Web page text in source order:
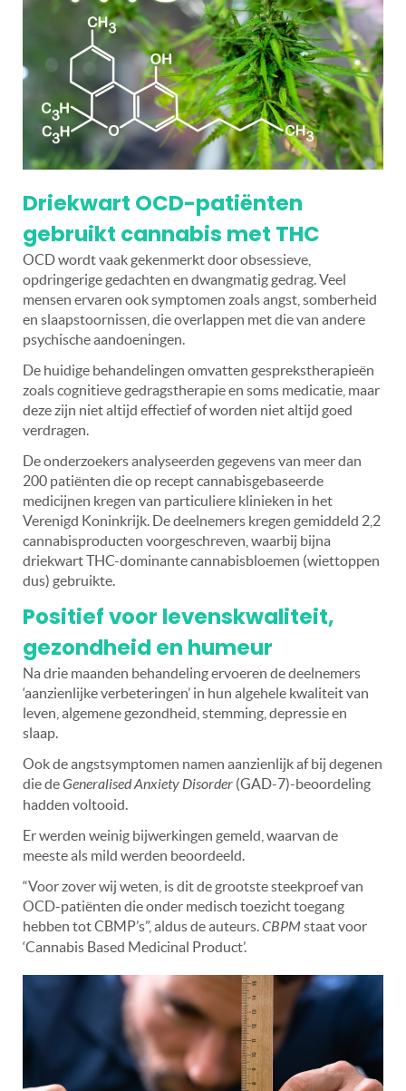
Driekwart OCD-patiënten
gebruikt cannabis met THC
OCD wordt vaak gekenmerkt door obsessieve,
opdringerige gedachten en dwangmatig gedrag. Veel
mensen ervaren ook symptomen zoals angst, somberheid
en slaapstoornissen, die overlappen met die van andere
psychische aandoeningen.
De huidige behandelingen omvatten gesprekstherapieën
zoals cognitieve gedragstherapie en soms medicatie, maar
deze zijn niet altijd effectief of worden niet altijd goed
verdragen.
De onderzoekers analyseerden gegevens van meer dan
200 patiënten die op recept cannabisgebaseerde
medicijnen kregen van particuliere klinieken in het
Verenigd Koninkrijk. De deelnemers kregen gemiddeld 2,2
cannabisproducten voorgeschreven, waarbij bijna
driekwart THC-dominante cannabisbloemen (wiettoppen
dus) gebruikte.
Positief voor levenskwaliteit,
gezondheid en humeur
Na drie maanden behandeling ervoeren de deelnemers
‘aanzienlijke verbeteringen’ in hun algehele kwaliteit van
leven, algemene gezondheid, stemming, depressie en
slaap.
Ook de angstsymptomen namen aanzienlijk af bij degenen
die deGeneralised Anxiety Disorder (GAD-7)-beoordeling
hadden voltooid.
Er werden weinig bijwerkingen gemeld, waarvan de
meeste als mild werden beoordeeld.
“Voor zover wij weten, is dit de grootste steekproef van
OCD-patiënten die onder medisch toezicht toegang
hebben tot CBMP’s”, aldus de auteurs.CBPMstaat voor
‘Cannabis Based Medicinal Product’.